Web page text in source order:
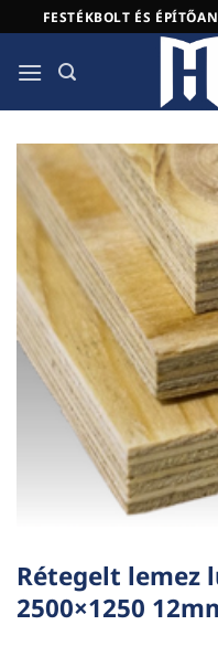
to
content
FESTÉKBOLT ÉS
Rétegelt lemez
2500×1250